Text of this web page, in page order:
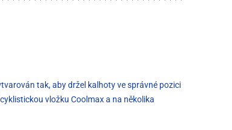
tak, aby držel kalhoty ve správné pozici
vložku Coolmax a na několika